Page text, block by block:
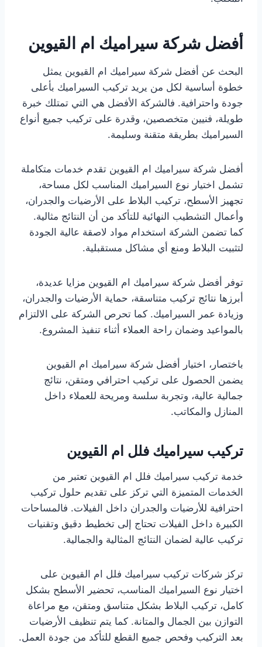
أفضل شركة سيراميك ام القيوين
البحث عن أفضل شركة سيراميك ام القيوين يمثل
خطوة أساسية لكل من يريد تركيب السيراميك بأعلى
جودة واحترافية. فالشركة الأفضل هي التي تمتلك خبرة
طويلة، فنيين متخصصين، وقدرة على تركيب جميع أنواع
السيراميك بطريقة متقنة وسليمة.
أفضل شركة سيراميك ام القيوين تقدم خدمات متكاملة
تشمل اختيار نوع السيراميك المناسب لكل مساحة،
تجهيز الأسطح، تركيب البلاط على الأرضيات والجدران،
وأعمال التشطيب النهائية للتأكد من أن النتائج مثالية.
كما تضمن الشركة استخدام مواد لاصقة عالية الجودة
لتثبيت البلاط ومنع أي مشاكل مستقبلية.
توفر أفضل شركة سيراميك ام القيوين مزايا عديدة،
أبرزها نتائج تركيب متناسقة، حماية الأرضيات والجدران،
وزيادة عمر السيراميك. كما تحرص الشركة على الالتزام
بالمواعيد وضمان راحة العملاء أثناء تنفيذ المشروع.
باختصار، اختيار أفضل شركة سيراميك ام القيوين
يضمن الحصول على تركيب احترافي ومتقن، نتائج
جمالية عالية، وتجربة سلسة ومريحة للعملاء داخل
المنازل والمكاتب.
تركيب سيراميك فلل ام القيوين
خدمة تركيب سيراميك فلل ام القيوين تعتبر من
الخدمات المتميزة التي تركز على تقديم حلول تركيب
احترافية للأرضيات والجدران داخل الفيلات. فالمساحات
الكبيرة داخل الفيلات تحتاج إلى تخطيط دقيق وتقنيات
تركيب عالية لضمان النتائج المثالية والجمالية.
تركز شركات تركيب سيراميك فلل ام القيوين على
اختيار نوع السيراميك المناسب، تحضير الأسطح بشكل
كامل، تركيب البلاط بشكل متناسق ومتقن، مع مراعاة
التوازن بين الجمال والمتانة. كما يتم تنظيف الأرضيات
بعد التركيب وفحص جميع القطع للتأكد من جودة العمل.